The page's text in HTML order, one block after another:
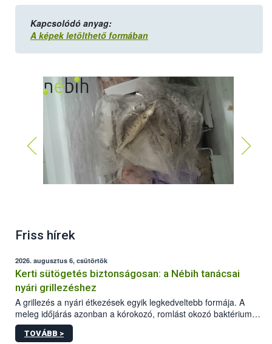
Kapcsolódó anyag:
A képek letölthető formában
Friss hírek
2026. augusztus 6, csütörtök
Kerti sütögetés biztonságosan: a Nébih tanácsai
nyári grillezéshez
A grillezés a nyári étkezések egyik legkedveltebb formája. A
meleg időjárás azonban a kórokozó, romlást okozó baktériumok
gyorsabb szaporodásának is kedvez. A szabadtéri sütögetés
ezért nem csupán a megfelelő sütési technikáról szól: legalább
TOVÁBB >